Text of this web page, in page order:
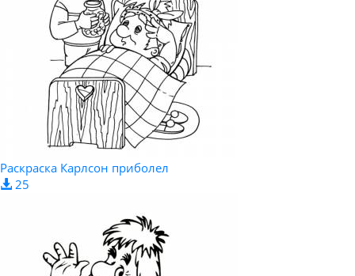
Раскраска Карлсон приболел
25